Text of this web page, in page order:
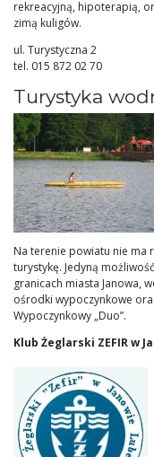
rekreacyjną, hipoterapią,
zimą kuligów.
ul. Turystyczna 2
tel. 015 872 02 70
Turystyka
Na terenie powiatu nie ma
turystykę. Jedyną
granicach miasta Janowa,
ośrodki wypoczynkowe
Wypoczynkowy „Duo”.
Klub Żeglarski ZEFIR w